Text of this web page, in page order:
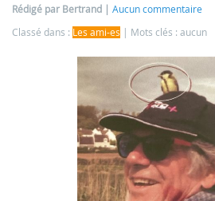
Rédigé par Bertrand
Aucun commentaire
Classé dans : Les ami-es Mots clés : aucun